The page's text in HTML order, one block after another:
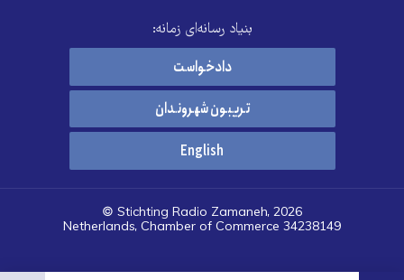
بنیاد رسانه‌ای زمانه:
دادخواست
تریبون شهروندان
English
© Stichting Radio Zamaneh, 2026
Netherlands, Chamber of Commerce 34238149